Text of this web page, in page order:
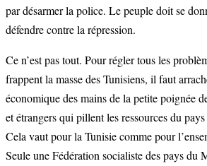
par désarmer la police. Le peuple doit se
défendre contre la répression.
Ce n’est pas tout. Pour régler tous les
frappent la masse des Tunisiens, il faut
économique des mains de la petite poignée
et étrangers qui pillent les ressources du
Cela vaut pour la Tunisie comme pour
Seule une Fédération socialiste des pays du